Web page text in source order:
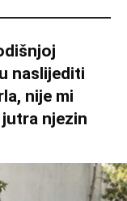
naslijediti
nije mi
njezin